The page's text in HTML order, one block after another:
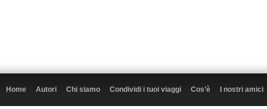
Home Autori Chi siamo Condividi i tuoi viaggi Cos’è I nostri amici